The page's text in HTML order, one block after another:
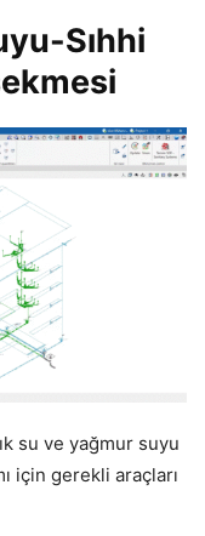
Sıhhi
su ve yağmur suyu
için gerekli araçları